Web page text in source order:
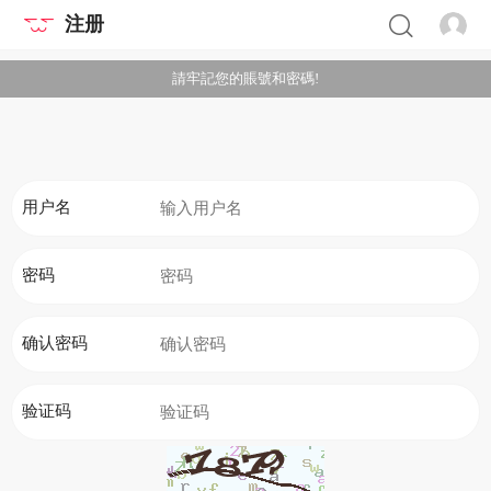
注册
請牢記您的賬號和密碼!
用户名
密码
确认密码
验证码